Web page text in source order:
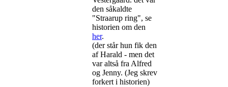
den såkaldte
"Straarup ring", se
historien om den
her.
(der står hun fik den
af Harald - men det
var altså fra Alfred
og Jenny. (Jeg skrev
forkert i historien)